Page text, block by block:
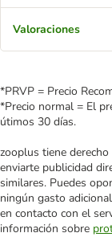
Valoraciones
*PRVP = Precio
*Precio normal = El
útimos 30 días.
zooplus tiene
enviarte publicidad
similares. Puedes
ningún gasto
en contacto con el
información sobre